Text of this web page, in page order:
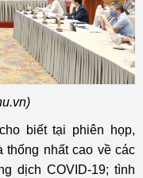
biết tại phiên họp,
thống nhất cao về các
dịch COVID-19; tình